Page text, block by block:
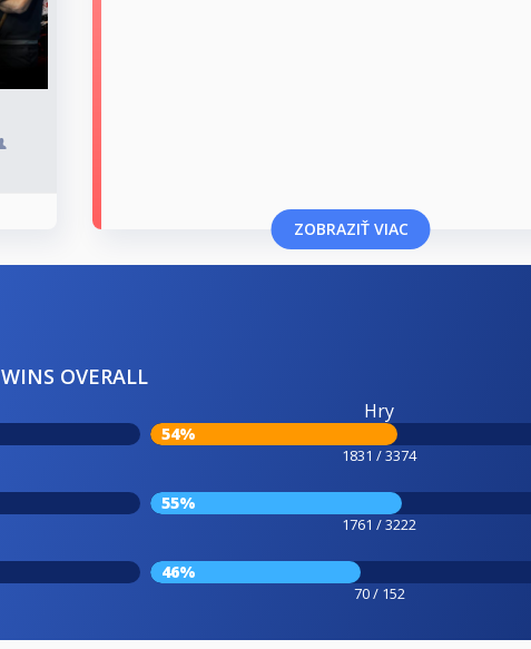
ZOBRAZIŤ VIAC
WINS OVERALL
Hry
54%
1831 / 3374
55%
1761 / 3222
46%
70 / 152